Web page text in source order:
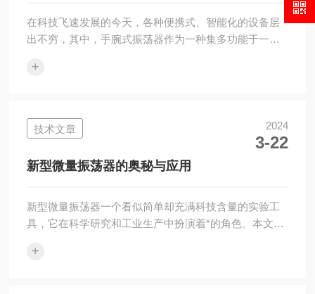
在科技飞速发展的今天，各种便携式、智能化的设备层
出不穷，其中，手腕式振荡器作为一种集多功能于一体
巧、携带方便，而且功能多样，能够在多个领域发挥重
动器产生周期性的振动，这种振动可以通过手腕传递到
人的触觉感受器，从而实现对用户的提醒或通知功能。
同时，通过内置的传感器和算法，还能够感知用户的手
腕动作和生理信号，进而实现更为精准的功能控制。
+
技术文章 2024
3-22
新型微量振荡器的奥秘与应用
新型微量振荡器一个看似简单却充满科技含量的实验工
具，它在科学研究和工业生产中扮演着*的角色。本文将
未来发展的展望。一、基本原理新型微量振荡器是一种
+